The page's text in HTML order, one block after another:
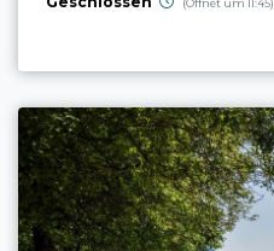
(Öffnet um 11:45)